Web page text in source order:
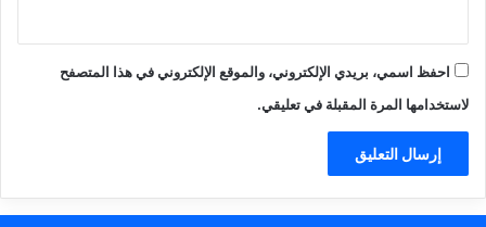
احفظ اسمي، بريدي الإلكتروني، والموقع الإلكتروني في هذا المتصفح
لاستخدامها المرة المقبلة في تعليقي.